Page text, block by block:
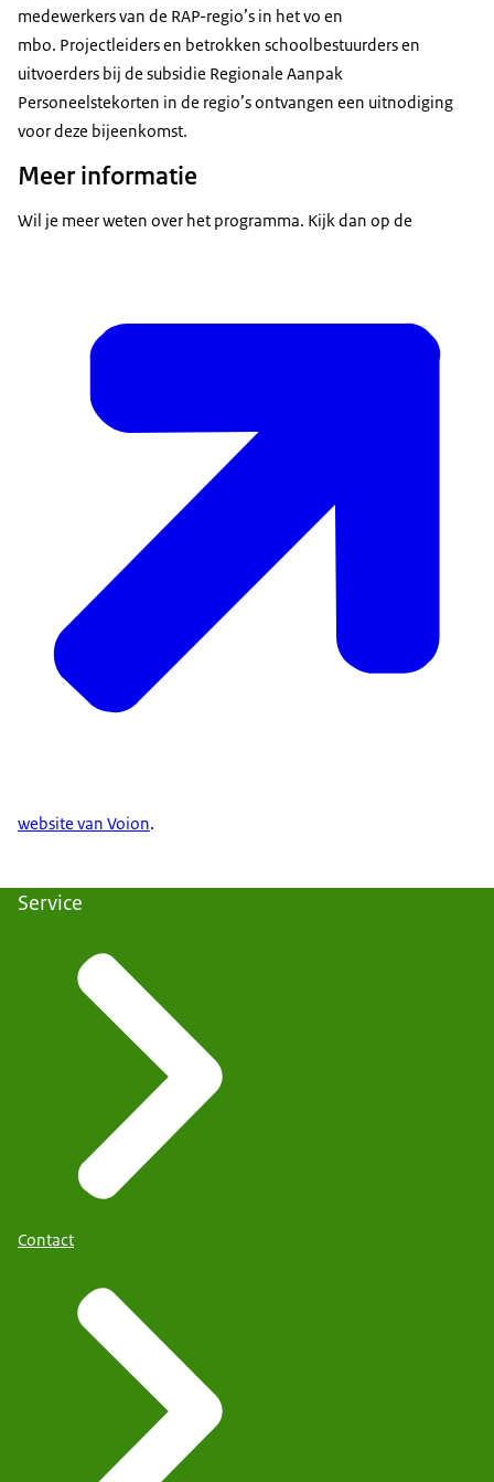
medewerkers van de RAP-regio’s in het vo en
mbo. Projectleiders en betrokken schoolbestuurders en
uitvoerders bij de subsidie Regionale Aanpak
Personeelstekorten in de regio’s ontvangen een uitnodiging
voor deze bijeenkomst.
Meer informatie
Wil je meer weten over het programma. Kijk dan op de
website van Voion.
Service
Contact